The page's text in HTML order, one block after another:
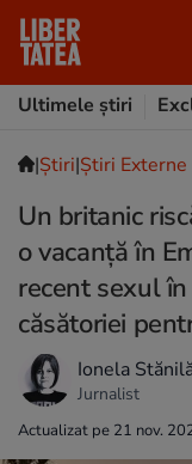
Ultimele știri
|Ştiri|Știri Externe
Un britanic
o vacanță în
recent sexul
căsătoriei
Ionela
Jurnalist
Actualizat pe 21 nov.